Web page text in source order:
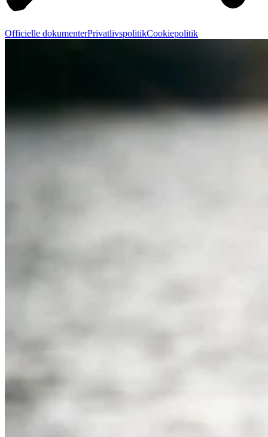
Officielle dokumenterPrivatlivspolitikCookiepolitik